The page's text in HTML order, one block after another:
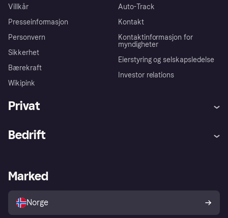
Villkår
Presseinformasjon
Personvern
Sikkerhet
Bærekraft
Wikipink
Auto-Track
Kontakt
Kontaktinformasjon for
myndigheter
Eierstyring og selskapsledelse
Investor relations
Privat
Utforsk butikker
Bedrift
Merchant portal
Marked
Norge